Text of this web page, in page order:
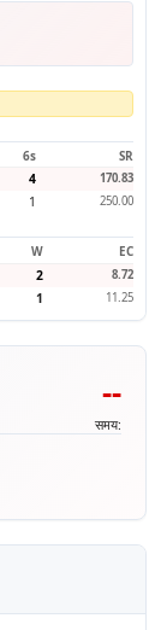
6s
SR
4 170.83
1 250.00
W
EC
2 8.72
1 11.25
--
समय: